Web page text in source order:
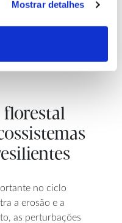
Mostrar detalhes
florestal
no ciclo
a erosão e a
as perturbações